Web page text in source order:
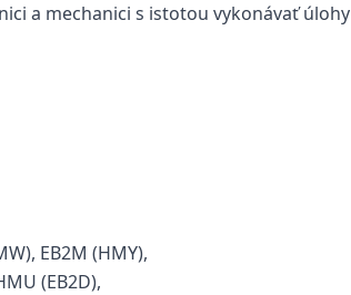
a mechanici s istotou vykonávať
EB2M (HMY),
(EB2D),